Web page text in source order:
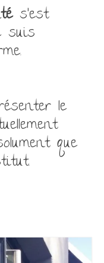
s’est
suis
le
que